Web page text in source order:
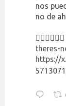
nos
no de
👉🏻👉🏻👉🏻
theres-
https://